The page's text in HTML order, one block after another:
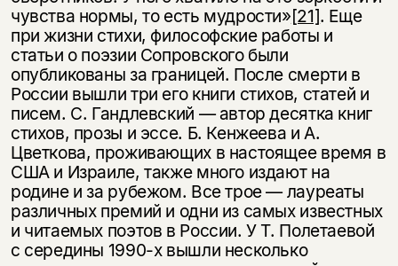
чувства нормы, то есть мудрости»[21]. Еще
при жизни стихи, философские работы и
статьи о поэзии Сопровского были
опубликованы за границей. После смерти в
России вышли три его книги стихов, статей и
писем. С. Гандлевский — автор десятка книг
стихов, прозы и эссе. Б. Кенжеева и А.
Цветкова, проживающих в настоящее время в
США и Израиле, также много издают на
родине и за рубежом. Все трое — лауреаты
различных премий и одни из самых известных
и читаемых поэтов в России. У Т. Полетаевой
с середины 1990-х вышли несколько